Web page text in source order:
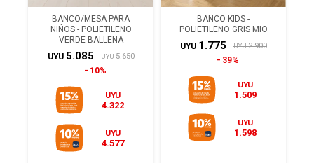
BANCO/MESA PARA
NIÑOS - POLIETILENO
VERDE BALLENA
UYU 5.085 UYU 5.650
10%
UYU
4.322
UYU
4.577
BANCO KIDS -
POLIETILENO GRIS MIO
UYU 1.775 UYU 2.900
39%
UYU
1.509
UYU
1.598